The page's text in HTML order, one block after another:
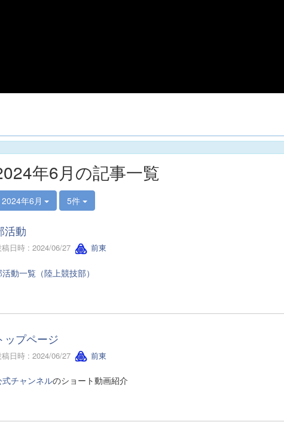
年6月の記事一覧
2024年6月 5件
活動
日時 : 2024/06/27 前東
動一覧（陸上競技部）
ップページ
日時 : 2024/06/27 前東
式チャンネルのショート動画紹介